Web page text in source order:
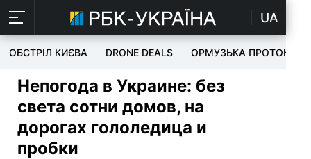
UA
ОБСТРІЛ КИЄВА DRONE DEALS ОРМУЗЬКА ПРОТОКА
Непогода в Украине: без
света сотни домов, на
дорогах гололедица и
пробки